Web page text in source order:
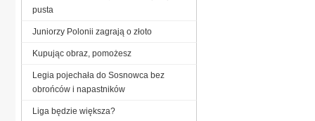
pusta
Juniorzy Polonii zagrają o złoto
Kupując obraz, pomożesz
Legia pojechała do Sosnowca bez
obrońców i napastników
Liga będzie większa?